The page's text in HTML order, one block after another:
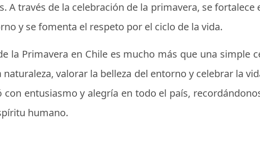
A través de la celebración de la primavera, se
y se fomenta el respeto por el ciclo de la vida.
la Primavera en Chile es mucho más que una simple
valorar la belleza del entorno y celebrar la
con entusiasmo y alegría en todo el país,
humano.